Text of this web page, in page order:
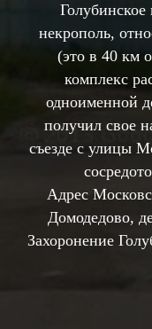
некрополь,
(это в 40 км
комплекс
одноименной
получил свое
съезде с улицы
Адрес
Домодедово,
Захоронение